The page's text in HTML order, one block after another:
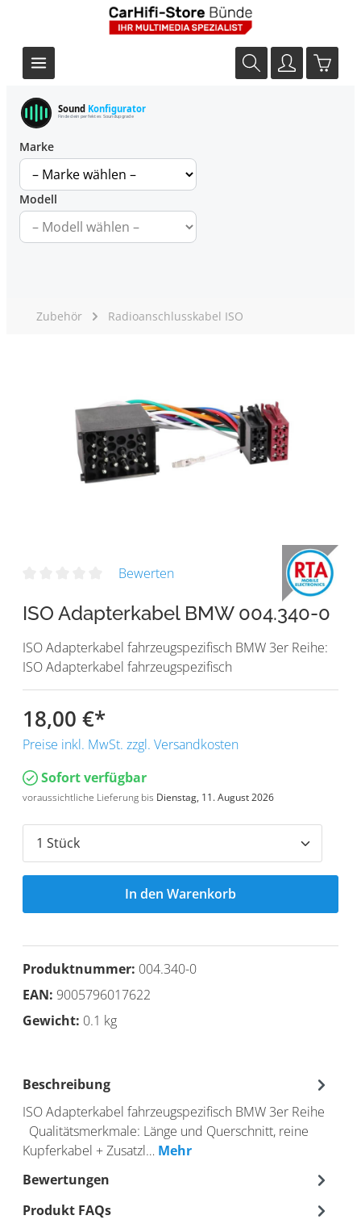
Sound Konfigurator
Finde dein perfektes Soundupgrade
Marke
Modell
Zubehör Radioanschlusskabel ISO
Bewerten
ISO Adapterkabel BMW 004.340-0
ISO Adapterkabel fahrzeugspezifisch BMW 3er Reihe:
ISO Adapterkabel fahrzeugspezifisch
18,00 €*
Preise inkl. MwSt. zzgl. Versandkosten
Sofort verfügbar
voraussichtliche Lieferung bis Dienstag, 11. August 2026
In den Warenkorb
Produktnummer: 004.340-0
EAN: 9005796017622
Gewicht: 0.1 kg
Beschreibung
ISO Adapterkabel fahrzeugspezifisch BMW 3er Reihe
Qualitätsmerkmale: Länge und Querschnitt, reine
Kupferkabel + Zusatzl… Mehr
Bewertungen
Produkt FAQs